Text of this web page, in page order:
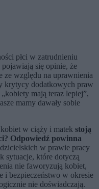
płci w zatrudnieniu
się opinie, że
ze względu na uprawnienia
krytycy dodatkowych praw
mają teraz lepiej”,
mamy dawały sobie
w ciąży i matek stoją
Odpowiedź powinna
w prawie pracy
sytuacje, które dotyczą
nie faworyzują kobiet,
i bezpieczeństwo w okresie
nie doświadczają.